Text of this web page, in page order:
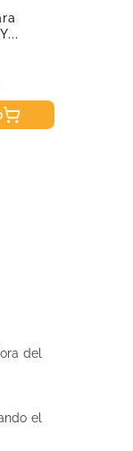
del
el